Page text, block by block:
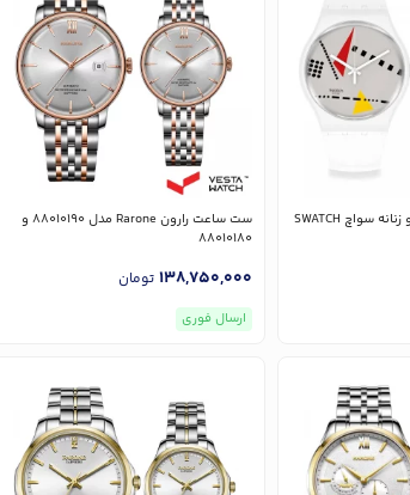
سِت ساعت مچی مردانه و زنانه سواچ SWATCH
ست ساعت رارون Rarone مدل 88010190 و
88010180
138,750,000 تومان
ارسال فوری